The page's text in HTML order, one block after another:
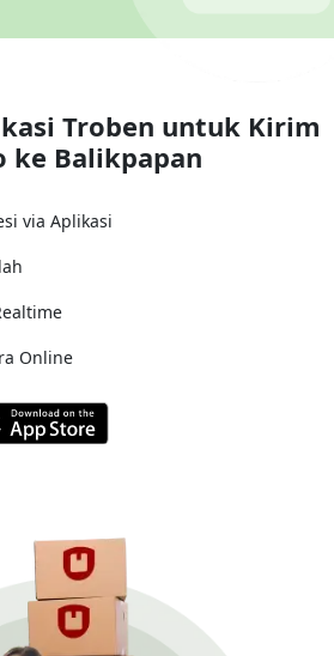
Troben untuk Kirim
ke Balikpapan
via Aplikasi
Online